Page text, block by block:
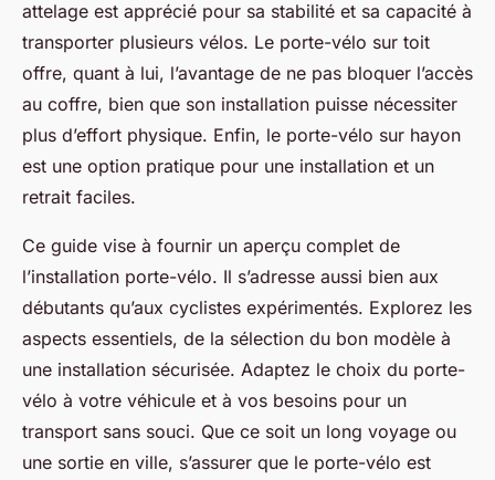
attelage est apprécié pour sa stabilité et sa capacité à
transporter plusieurs vélos. Le porte-vélo sur toit
offre, quant à lui, l’avantage de ne pas bloquer l’accès
au coffre, bien que son installation puisse nécessiter
plus d’effort physique. Enfin, le porte-vélo sur hayon
est une option pratique pour une installation et un
retrait faciles.
Ce guide vise à fournir un aperçu complet de
l’installation porte-vélo. Il s’adresse aussi bien aux
débutants qu’aux cyclistes expérimentés. Explorez les
aspects essentiels, de la sélection du bon modèle à
une installation sécurisée. Adaptez le choix du porte-
vélo à votre véhicule et à vos besoins pour un
transport sans souci. Que ce soit un long voyage ou
une sortie en ville, s’assurer que le porte-vélo est